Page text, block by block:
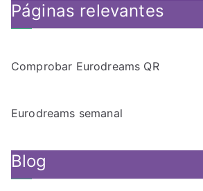
Páginas relevantes
Comprobar Eurodreams QR
Eurodreams semanal
Blog